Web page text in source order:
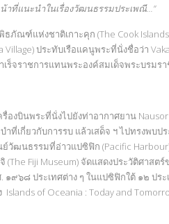
าที่แนะนำในเรื่องวัฒนธรรมประเพณี...”
ภัณฑ์แห่งชาติเกาะคุก (The Cook
Village) ประทับเรือแคนูพระที่นั่งชื่อว่า
เร็จราชการแทนพระองค์สมเด็จพระบรมร
องบินพระที่นั่งไปยังท่าอากาศยาน
ำที่เกี่ยวกับการรบ แล้วเสด็จ ฯ ไปทรงพบ
วัฒนธรรมที่อ่าวแปซิฟิก (Pacific
Fiji Museum) จัดแสดงประวัติศาสต
๑๙๖๘ ประเทศต่าง ๆ ในแปซิฟิกใต้ ๑๒ ป
Islands of Oceania : Today and